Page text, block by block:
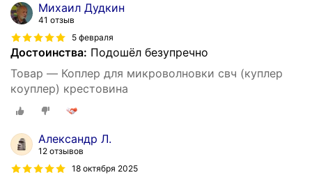
Михаил Дудкин
41 отзыв
5 февраля
Достоинства: Подошёл безупречно
Товар — Коплер для микроволновки свч (куплер
коуплер) крестовина
Александр Л.
12 отзывов
18 октября 2025